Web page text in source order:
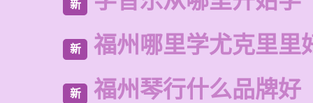
新
新 福州哪里学尤克里里
新 福州琴行什么品牌好